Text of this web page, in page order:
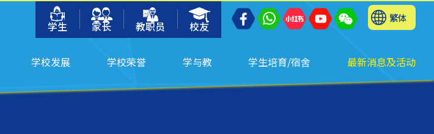
学生
家长 教职员 校友
繁体
学校发展 学校荣誉 学与教 学生培育/宿舍 最新消息及活动